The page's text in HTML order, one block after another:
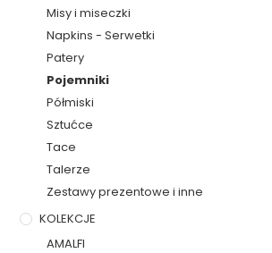
Misy i miseczki
Napkins - Serwetki
Patery
Pojemniki
Półmiski
Sztućce
Tace
Talerze
Zestawy prezentowe i inne
KOLEKCJE
AMALFI